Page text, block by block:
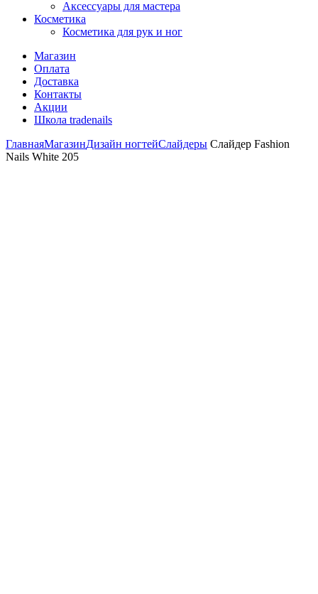
Аксессуары для мастера
Косметика
Косметика для рук и ног
Магазин
Оплата
Доставка
Контакты
Акции
Школа tradenails
ГлавнаяМагазинДизайн ногтейСлайдеры Слайдер Fashion
Nails White 205